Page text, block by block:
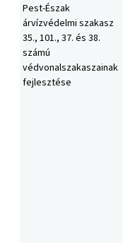
Pest-Észak
árvízvédelmi szakasz
35., 101., 37. és 38.
számú
védvonalszakaszainak
fejlesztése